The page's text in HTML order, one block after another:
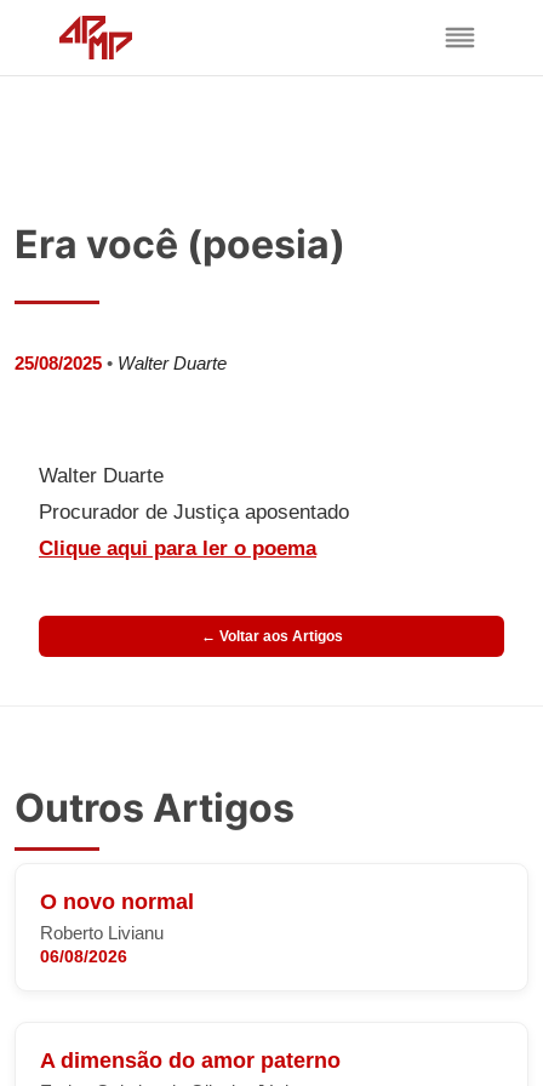
Era você (poesia)
25/08/2025 • Walter Duarte
Walter Duarte
Procurador de Justiça aposentado
Clique aqui para ler o poema
← Voltar aos Artigos
Outros Artigos
O novo normal
Roberto Livianu
06/08/2026
A dimensão do amor paterno